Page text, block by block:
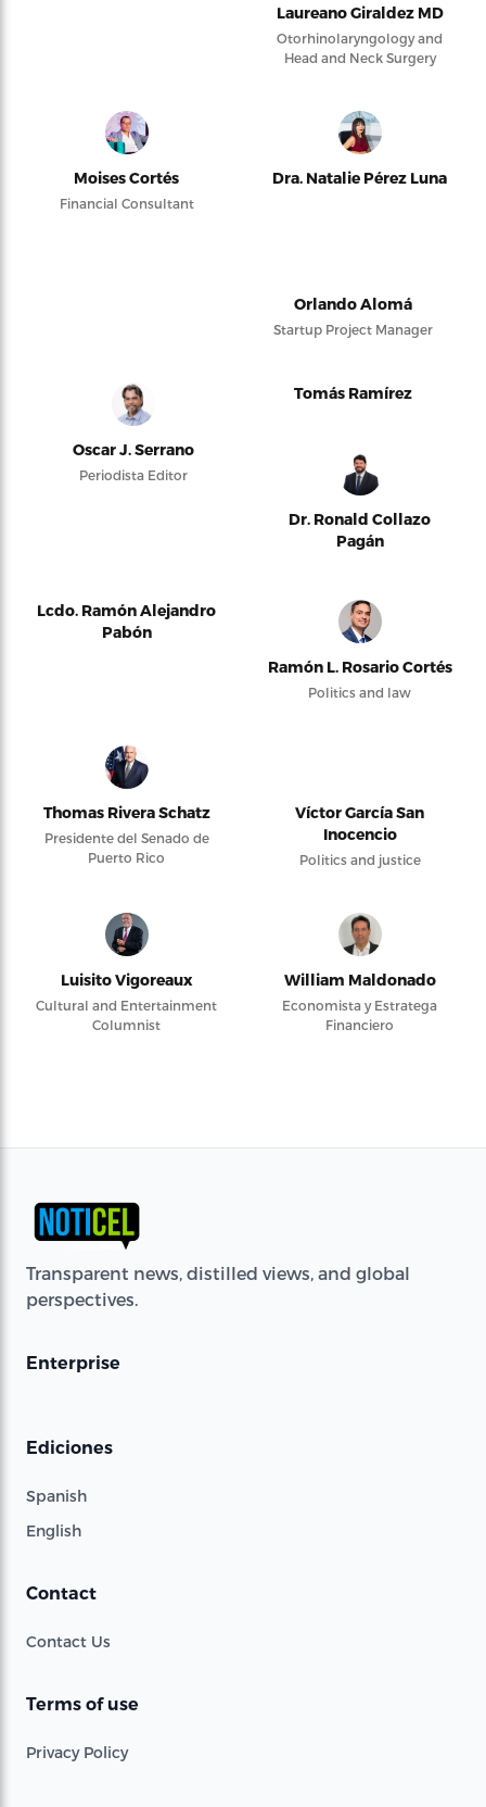
Laureano Giraldez MD
Otorhinolaryngology and
Head and Neck Surgery
Moises Cortés
Financial Consultant
Dra. Natalie Pérez Luna
Orlando Alomá
Startup Project Manager
Oscar J. Serrano
Periodista Editor
Tomás Ramírez
Dr. Ronald Collazo
Pagán
Lcdo. Ramón Alejandro
Pabón
Ramón L. Rosario Cortés
Politics and law
Thomas Rivera Schatz
Presidente del Senado de
Puerto Rico
Víctor García San
Inocencio
Politics and justice
Luisito Vigoreaux
Cultural and Entertainment
Columnist
William Maldonado
Economista y Estratega
Financiero
Transparent news, distilled views, and global
perspectives.
Enterprise
Ediciones
Spanish
English
Contact
Contact Us
Terms of use
Privacy Policy